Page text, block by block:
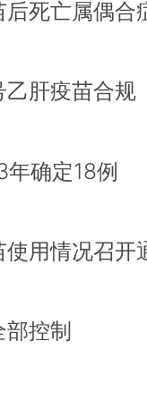
死亡属偶合
乙肝疫苗合规
年确定18例
用情况召开
部控制